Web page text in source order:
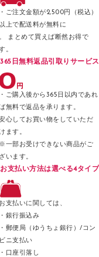
パンチ
デスクトレー
テープカッター
その他文具
セロハンテープ
スティックのり
クリップ
カッター
ご注文金額が2,500円（税込）
上で配送料が無料に
まとめて買えば断然お得で
。
365日無料返品引取りサービス
ご購入後から365日以内であれ
無料で返品を承ります。
心してお買い物をしていただ
ます。
一部お受けできない商品がご
います。
お支払い方法は選べる4タイプ
支払いに関しては、
銀行振込み
郵便局（ゆうちょ銀行）/コン
ニ支払い
口座引落し